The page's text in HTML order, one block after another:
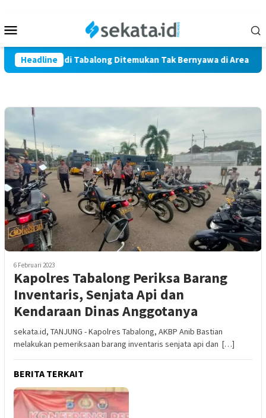
konten
Mobile
Headline
Marindi Tabalong Ditemukan Tak Bernyawa di Area
6 Februari 2023
Kapolres Tabalong Periksa Barang
Inventaris, Senjata Api dan
Kendaraan Dinas Anggotanya
sekata.id, TANJUNG - Kapolres Tabalong, AKBP Anib Bastian
melakukan pemeriksaan barang inventaris senjata api dan […]
BERITA TERKAIT